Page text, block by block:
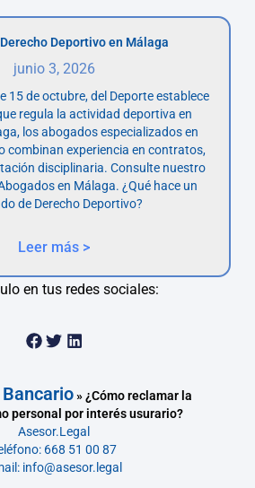
Deportivo en Málaga
junio 3, 2026
15 de octubre, del Deporte establece
regula la actividad deportiva en
los abogados especializados en
combinan experiencia en contratos,
disciplinaria. Consulte nuestro
en Málaga. ¿Qué hace un
de Derecho Deportivo?
Leer más >
en tus redes sociales:
»¿Cómo reclamar la
personal por interés usurario?
Asesor.Legal
668 51 00 87
info@asesor.legal